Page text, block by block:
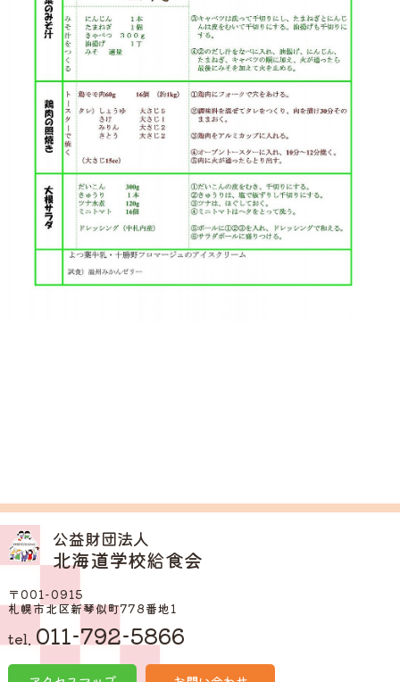
公益財団法人
北海道学校給食会
〒001-0915
札幌市北区新琴似町778番地1
tel. 011-792-5866